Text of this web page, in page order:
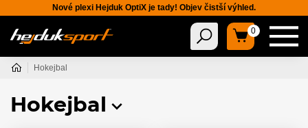
Nové plexi Hejduk OptiX je tady! Objev čistší výhled.
0
Hokejbal
Hokejbal